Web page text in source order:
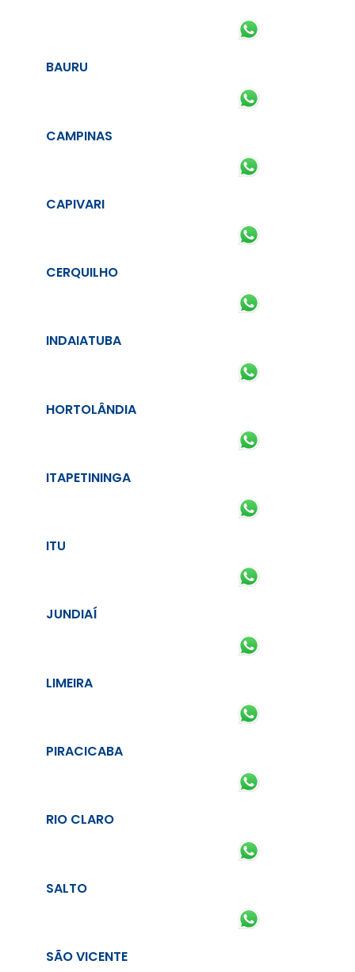
BAURU
CAMPINAS
CAPIVARI
CERQUILHO
INDAIATUBA
HORTOLÂNDIA
ITAPETININGA
ITU
JUNDIAÍ
LIMEIRA
PIRACICABA
RIO CLARO
SALTO
SÃO VICENTE